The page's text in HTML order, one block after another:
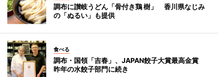
調布に讃岐うどん「骨付き鶏 樹」 香川県なじみ
の「ぬるい」も提供
食べる
調布・国領「吉春」、JAPAN餃子大賞最高金賞
昨年の水餃子部門に続き